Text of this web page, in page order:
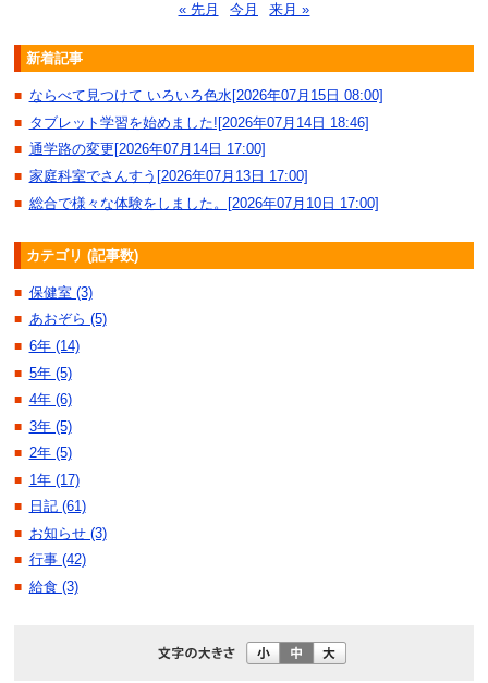
« 先月 今月 来月 »
新着記事
■ ならべて見つけて いろいろ色水[2026年07月15日 08:00]
■ タブレット学習を始めました![2026年07月14日 18:46]
■ 通学路の変更[2026年07月14日 17:00]
■ 家庭科室でさんすう[2026年07月13日 17:00]
■ 総合で様々な体験をしました。[2026年07月10日 17:00]
カテゴリ (記事数)
■ 保健室 (3)
■ あおぞら (5)
■ 6年 (14)
■ 5年 (5)
■ 4年 (6)
■ 3年 (5)
■ 2年 (5)
■ 1年 (17)
■ 日記 (61)
■ お知らせ (3)
■ 行事 (42)
■ 給食 (3)